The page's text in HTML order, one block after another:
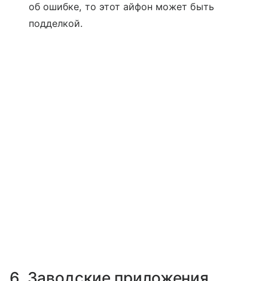
об ошибке, то этот айфон может быть
подделкой.